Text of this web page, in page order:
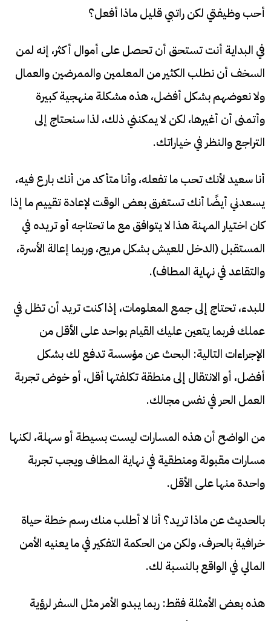
أحب وظيفتي لكن راتبي قليل ماذا أفعل؟
في البداية أنت تستحق أن تحصل على أموال أكثر، إنه لمن
السخف أن نطلب الكثير من المعلمين والممرضين والعمال
ولا نعوضهم بشكل أفضل، هذه مشكلة منهجية كبيرة
وأتمنى أن أغيرها، لكن لا يمكنني ذلك، لذا سنحتاج إلى
التراجع والنظر في خياراتك.
أنا سعيد لأنك تحب ما تفعله، وأنا متأكد من أنك بارع فيه،
يسعدني أيضًا أنك تستغرق بعض الوقت لإعادة تقييم ما إذا
كان اختيار المهنة هذا لا يتوافق مع ما تحتاجه أو تريده في
المستقبل (الدخل للعيش بشكل مريح، وربما إعالة الأسرة،
والتقاعد في نهاية المطاف).
للبدء، تحتاج إلى جمع المعلومات، إذا كنت تريد أن تظل في
عملك فربما يتعين عليك القيام بواحد على الأقل من
الإجراءات التالية: البحث عن مؤسسة تدفع لك بشكل
أفضل، أو الانتقال إلى منطقة تكلفتها أقل، أو خوض تجربة
العمل الحر في نفس مجالك.
من الواضح أن هذه المسارات ليست بسيطة أو سهلة، لكنها
مسارات مقبولة ومنطقية في نهاية المطاف ويجب تجربة
واحدة منها على الأقل.
بالحديث عن ماذا تريد؟ أنا لا أطلب منك رسم خطة حياة
خرافية بالحرف، ولكن من الحكمة التفكير في ما يعنيه الأمن
المالي في الواقع بالنسبة لك.
هذه بعض الأمثلة فقط: ربما يبدو الأمر مثل السفر لرؤية